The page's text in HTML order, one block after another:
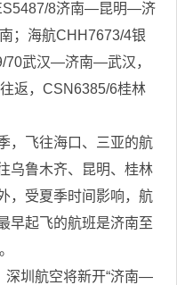
8济南—昆明—济
；海航CHH7673/4银
武汉—济南—武汉，
返，CSN6385/6桂林
飞往海口、三亚的航
乌鲁木齐、昆明、桂林
，受夏季时间影响，航
早起飞的航班是济南至
圳航空将新开“济南—